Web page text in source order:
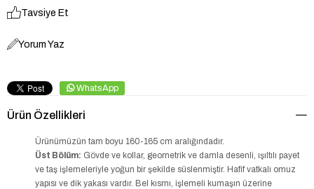
Tavsiye Et
Yorum Yaz
WhatsApp
Ürün Özellikleri
Ürünümüzün tam boyu 160-165 cm aralığındadır.
Üst Bölüm: Gövde ve kollar, geometrik ve damla desenli, ışıltılı payet
ve taş işlemeleriyle yoğun bir şekilde süslenmiştir. Hafif vatkalı omuz
yapısı ve dik yakası vardır. Bel kısmı, işlemeli kumaşın üzerine